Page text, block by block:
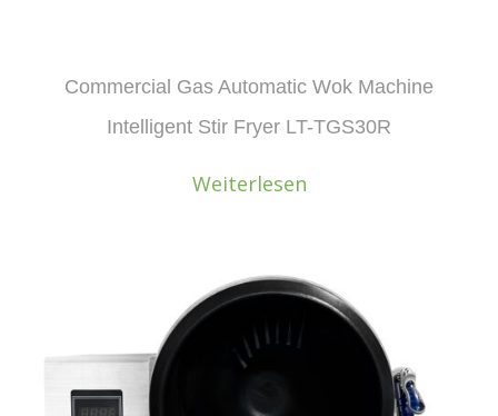
Commercial Gas Automatic Wok Machine
Intelligent Stir Fryer LT-TGS30R
Weiterlesen